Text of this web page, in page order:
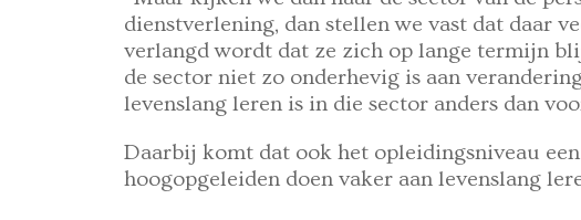
dienstverlening, dan stellen we vast dat daar
verlangd wordt dat ze zich op lange termijn
de sector niet zo onderhevig is aan
levenslang leren is in die sector anders dan
Daarbij komt dat ook het opleidingsniveau
hoogopgeleiden doen vaker aan levenslang